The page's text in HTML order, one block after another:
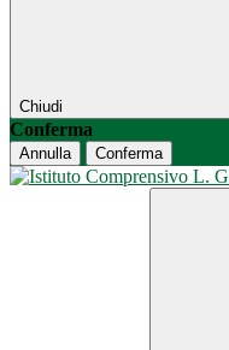
Chiudi
Conferma
Annulla Conferma